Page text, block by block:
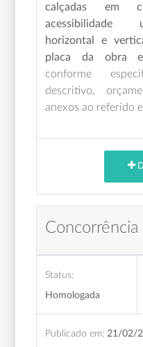
calçadas em
acessibilidade
horizontal e
placa da obra e
conforme
descritivo,
anexos ao referido
Status:
Homologada
Publicado em: 21/02/